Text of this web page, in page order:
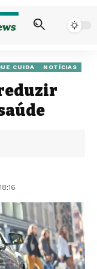
CUIDA NOTÍCIAS